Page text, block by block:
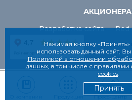
Разработка сайта — Red
Пресс-центр
Нажимая кнопку
использовать данный сайт,
Политикой в отношении
данных, в том числе с
cookies.
Принять